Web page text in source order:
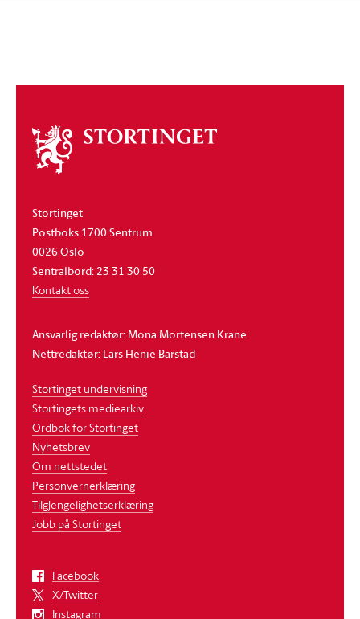
Om
stortinget
Stortinget
Postboks 1700 Sentrum
0026 Oslo
Sentralbord: 23 31 30 50
Kontakt oss
Ansvarlig redaktør: Mona Mortensen Krane
Nettredaktør: Lars Henie Barstad
Stortinget undervisning
Stortingets mediearkiv
Ordbok for Stortinget
Nyhetsbrev
Om nettstedet
Personvernerklæring
Tilgjengelighetserklæring
Jobb på Stortinget
Facebook
X/Twitter
Instagram